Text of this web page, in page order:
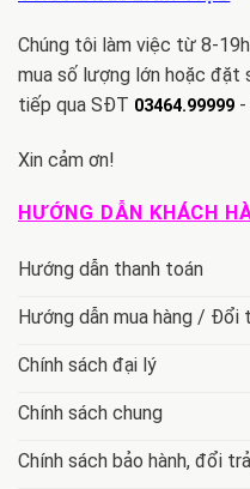
Chúng tôi làm việc từ 8-
mua số lượng lớn hoặc đặt
tiếp qua SĐT 03464.99999 -
Xin cảm ơn!
HƯỚNG DẪN KHÁCH
Hướng dẫn thanh toán
Hướng dẫn mua hàng / Đổi
Chính sách đại lý
Chính sách chung
Chính sách bảo hành, đổi